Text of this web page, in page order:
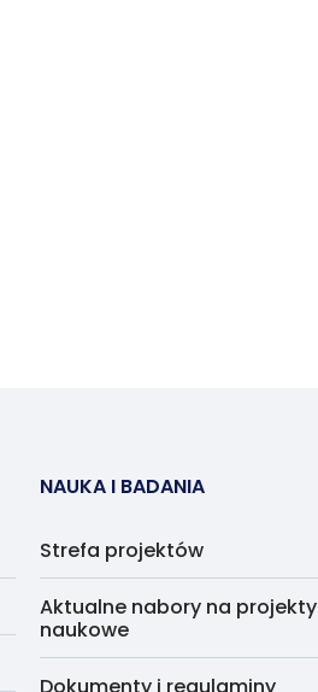
NAUKA I BADANIA
Strefa projektów
Aktualne nabory na projekty
naukowe
Dokumenty i regulaminy